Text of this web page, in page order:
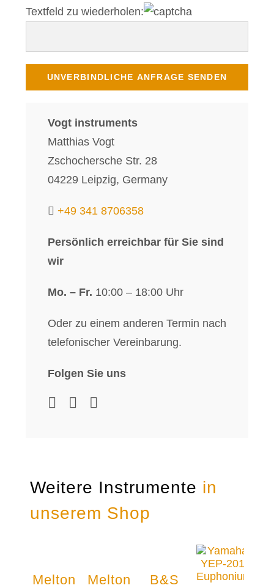
Textfeld zu wiederholen:
Vogt instruments
Matthias Vogt
Zschochersche Str. 28
04229 Leipzig, Germany
+49 341 8706358
Persönlich erreichbar für Sie sind
wir
Mo. – Fr. 10:00 – 18:00 Uhr
Oder zu einem anderen Termin nach
telefonischer Vereinbarung.
Folgen Sie uns
Weitere Instrumente in
unserem Shop
Melton
Melton
B&S